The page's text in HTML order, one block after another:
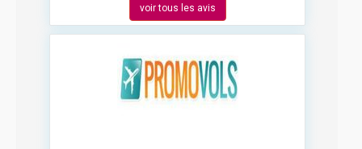
voir tous les avis